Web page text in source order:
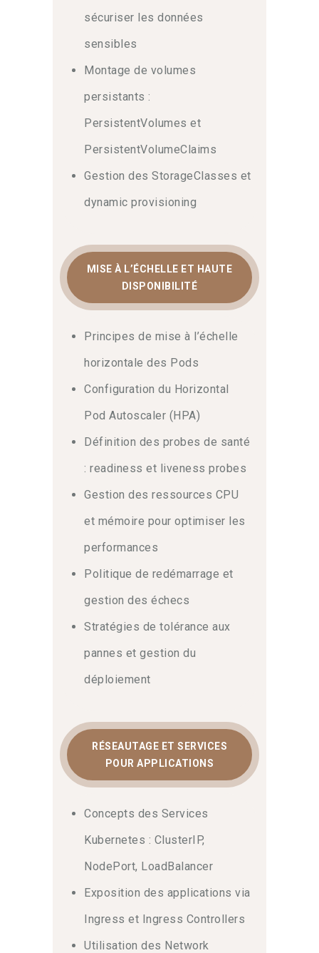
sécuriser les données
sensibles
Montage de volumes
persistants :
PersistentVolumes et
PersistentVolumeClaims
Gestion des StorageClasses et
dynamic provisioning
MISE À L’ÉCHELLE ET HAUTE
DISPONIBILITÉ
Principes de mise à l’échelle
horizontale des Pods
Configuration du Horizontal
Pod Autoscaler (HPA)
Définition des probes de santé
: readiness et liveness probes
Gestion des ressources CPU
et mémoire pour optimiser les
performances
Politique de redémarrage et
gestion des échecs
Stratégies de tolérance aux
pannes et gestion du
déploiement
RÉSEAUTAGE ET SERVICES
POUR APPLICATIONS
Concepts des Services
Kubernetes : ClusterIP,
NodePort, LoadBalancer
Exposition des applications via
Ingress et Ingress Controllers
Utilisation des Network